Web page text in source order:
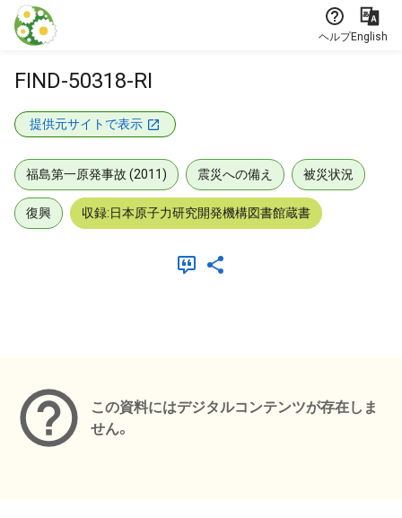
本文に飛ぶ
ヘルプEnglish
FIND-50318-RI
提供元サイトで表示
福島第一原発事故 (2011) 震災への備え 被災状況
復興 収録:日本原子力研究開発機構図書館蔵書
この資料にはデジタルコンテンツが存在しま
せん。